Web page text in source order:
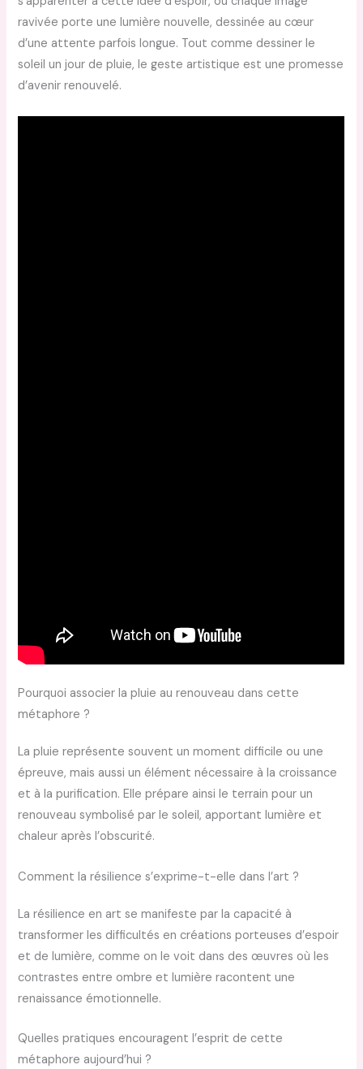
ravivée porte une lumière nouvelle, dessinée au cœur
d’une attente parfois longue. Tout comme dessiner le
soleil un jour de pluie, le geste artistique est une promesse
d’avenir renouvelé.
Pourquoi associer la pluie au renouveau dans cette
métaphore ?
La pluie représente souvent un moment difficile ou une
épreuve, mais aussi un élément nécessaire à la croissance
et à la purification. Elle prépare ainsi le terrain pour un
renouveau symbolisé par le soleil, apportant lumière et
chaleur après l’obscurité.
Comment la résilience s’exprime-t-elle dans l’art ?
La résilience en art se manifeste par la capacité à
transformer les difficultés en créations porteuses d’espoir
et de lumière, comme on le voit dans des œuvres où les
contrastes entre ombre et lumière racontent une
renaissance émotionnelle.
Quelles pratiques encouragent l’esprit de cette
métaphore aujourd’hui ?